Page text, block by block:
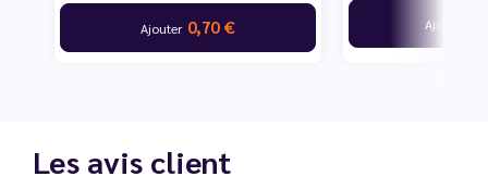
Ajouter 0,70 € Ajouter
Les avis client